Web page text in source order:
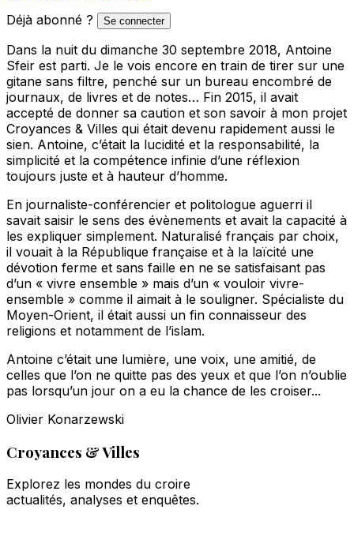
Déjà abonné ?
Se connecter
Dans la nuit du dimanche 30 septembre 2018, Antoine
Sfeir est parti. Je le vois encore en train de tirer sur une
gitane sans filtre, penché sur un bureau encombré de
journaux, de livres et de notes… Fin 2015, il avait
accepté de donner sa caution et son savoir à mon projet
Croyances & Villes qui était devenu rapidement aussi le
sien. Antoine, c’était la lucidité et la responsabilité, la
simplicité et la compétence infinie d’une réflexion
toujours juste et à hauteur d’homme.
En journaliste-conférencier et politologue aguerri il
savait saisir le sens des évènements et avait la capacité à
les expliquer simplement. Naturalisé français par choix,
il vouait à la République française et à la laïcité une
dévotion ferme et sans faille en ne se satisfaisant pas
d’un « vivre ensemble » mais d’un « vouloir vivre-
ensemble » comme il aimait à le souligner. Spécialiste du
Moyen-Orient, il était aussi un fin connaisseur des
religions et notamment de l’islam.
Antoine c’était une lumière, une voix, une amitié, de
celles que l’on ne quitte pas des yeux et que l’on n’oublie
pas lorsqu’un jour on a eu la chance de les croiser...
Olivier Konarzewski
Croyances & Villes
Explorez les mondes du croire
actualités, analyses et enquêtes.